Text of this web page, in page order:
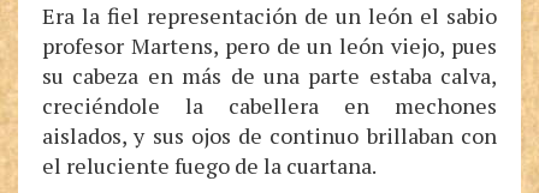
Era la fiel representación de un león el sabio
profesor Martens, pero de un león viejo, pues
su cabeza en más de una parte estaba calva,
creciéndole la cabellera en mechones
aislados, y sus ojos de continuo brillaban con
el reluciente fuego de la cuartana.